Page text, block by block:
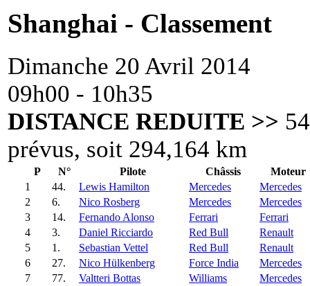
Shanghai - Classement
Dimanche 20 Avril 2014
09h00 - 10h35
DISTANCE REDUITE >>
prévus, soit 294,164 km
P N° Pilote Châssis
Moteur
1
44. Lewis Hamilton Mercedes
Mercedes
2
6. Nico Rosberg Mercedes
Mercedes
3
14. Fernando Alonso Ferrari
Ferrari
4
3. Daniel Ricciardo Red Bull
Renault
5
1. Sebastian Vettel Red Bull
Renault
6
27. Nico Hülkenberg Force India
Mercedes
7
77. Valtteri Bottas Williams
Mercedes